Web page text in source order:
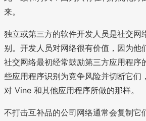
来。
独立或第三方的软件开发人员是社交网
别。开发人员对网络很有价值，因为他
社交网络最初经常鼓励第三方应用程序
些应用程序识别为竞争风险并切断它
对 Vine 和其他应用程序所做的那样。
不打击互补品的公司网络通常会复制它